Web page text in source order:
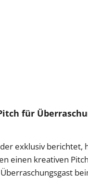
für
exklusiv berichtet,
einen kreativen